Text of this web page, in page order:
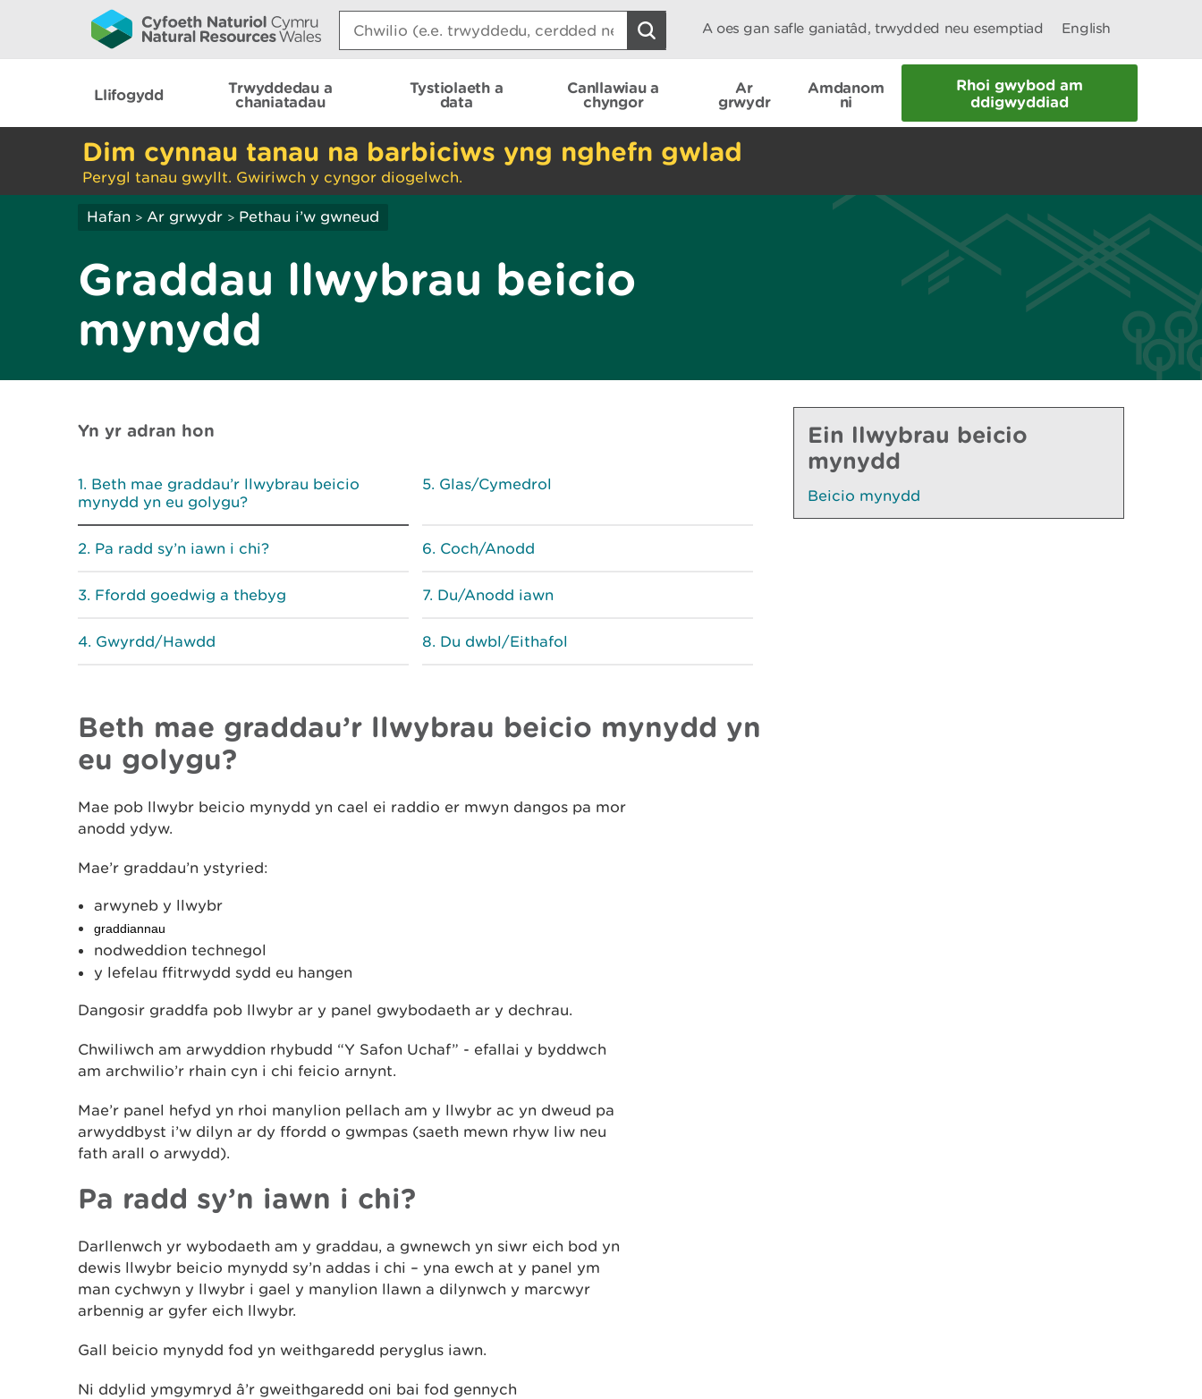
Search:
A oes gan safle ganiatâd, trwydded neu esemptiad English
Llifogydd
Trwyddedau a
chaniatadau
Tystiolaeth a
data
Canllawiau a
chyngor
Ar
grwydr
Amdanom
ni
Rhoi gwybod am
ddigwyddiad
Dim cynnau tanau na barbiciws yng nghefn gwlad
Perygl tanau gwyllt. Gwiriwch y cyngor diogelwch.
Hafan > Ar grwydr > Pethau i’w gwneud
Graddau llwybrau beicio
mynydd
Yn yr adran hon
Beth mae graddau’r llwybrau beicio
mynydd yn eu golygu?
Pa radd sy’n iawn i chi?
Ffordd goedwig a thebyg
Gwyrdd/Hawdd
Glas/Cymedrol
Coch/Anodd
Du/Anodd iawn
Du dwbl/Eithafol
Beth mae graddau’r llwybrau beicio mynydd yn
eu golygu?
Mae pob llwybr beicio mynydd yn cael ei raddio er mwyn dangos pa mor
anodd ydyw.
Mae’r graddau’n ystyried:
arwyneb y llwybr
graddiannau
nodweddion technegol
y lefelau ffitrwydd sydd eu hangen
Dangosir graddfa pob llwybr ar y panel gwybodaeth ar y dechrau.
Chwiliwch am arwyddion rhybudd “Y Safon Uchaf” - efallai y byddwch
am archwilio’r rhain cyn i chi feicio arnynt.
Mae’r panel hefyd yn rhoi manylion pellach am y llwybr ac yn dweud pa
arwyddbyst i’w dilyn ar dy ffordd o gwmpas (saeth mewn rhyw liw neu
fath arall o arwydd).
Pa radd sy’n iawn i chi?
Darllenwch yr wybodaeth am y graddau, a gwnewch yn siwr eich bod yn
dewis llwybr beicio mynydd sy’n addas i chi – yna ewch at y panel ym
man cychwyn y llwybr i gael y manylion llawn a dilynwch y marcwyr
arbennig ar gyfer eich llwybr.
Gall beicio mynydd fod yn weithgaredd peryglus iawn.
Ni ddylid ymgymryd â’r gweithgaredd oni bai fod gennych
Ein llwybrau beicio
mynydd
Beicio mynydd